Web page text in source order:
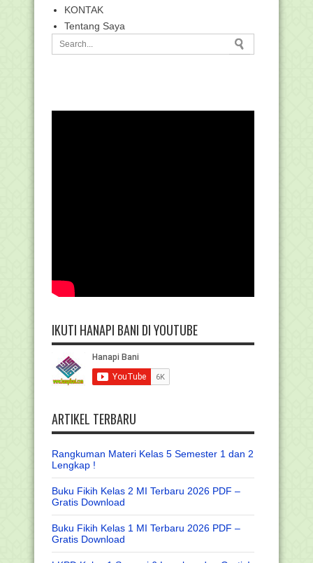
KONTAK
Tentang Saya
IKUTI HANAPI BANI DI YOUTUBE
ARTIKEL TERBARU
Rangkuman Materi Kelas 5 Semester 1 dan 2
Lengkap !
Buku Fikih Kelas 2 MI Terbaru 2026 PDF –
Gratis Download
Buku Fikih Kelas 1 MI Terbaru 2026 PDF –
Gratis Download